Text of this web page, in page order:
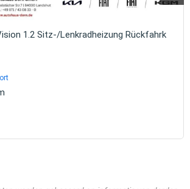
1.2 Sitz-/Lenkradheizung Rückfahrk